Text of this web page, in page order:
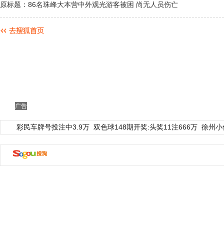
原标题：86名珠峰大本营中外观光游客被困 尚无人员伤亡
广告
彩民车牌号投注中3.9万 双色球148期开奖:头奖11注666万 徐州